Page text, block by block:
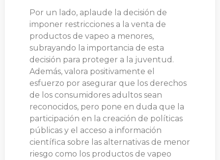
Por un lado, aplaude la decisión de
imponer restricciones a la venta de
productos de vapeo a menores,
subrayando la importancia de esta
decisión para proteger a la juventud.
Además, valora positivamente el
esfuerzo por asegurar que los derechos
de los consumidores adultos sean
reconocidos, pero pone en duda que la
participación en la creación de políticas
públicas y el acceso a información
científica sobre las alternativas de menor
riesgo como los productos de vapeo